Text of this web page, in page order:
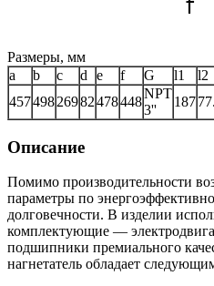
Размеры, мм
a
b c d e f G l1 l2
45749826982478448
NPT
3''
187
Описание
Помимо производительности
параметры по
долговечности. В изделии
комплектующие —
подшипники премиального
нагнетатель обладает